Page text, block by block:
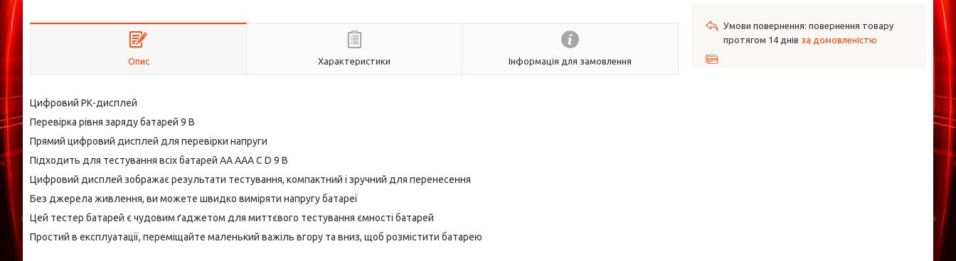
Опис Характеристики Інформація для замовлення
Цифровий РК-дисплей
Перевірка рівня заряду батарей 9 В
Прямий цифровий дисплей для перевірки напруги
Підходить для тестування всіх батарей AA AAA C D 9 В
Цифровий дисплей зображає результати тестування, компактний і зручний для перенесення
Без джерела живлення, ви можете швидко виміряти напругу батареї
Цей тестер батарей є чудовим ґаджетом для миттєвого тестування ємності батарей
Простий в експлуатації, переміщайте маленький важіль вгору та вниз, щоб розмістити батарею
повернення товару
протягом 14 днів за домовленістю